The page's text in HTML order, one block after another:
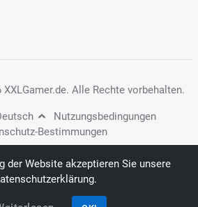
. Alle Rechte vorbehalten.
Nutzungsbedingungen
Bestimmungen
der Website akzeptieren Sie unsere